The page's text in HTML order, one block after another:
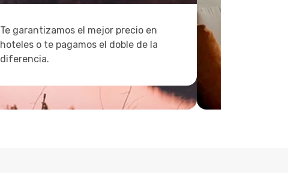
Te garantizamos el mejor precio en
hoteles o te pagamos el doble de la
diferencia.